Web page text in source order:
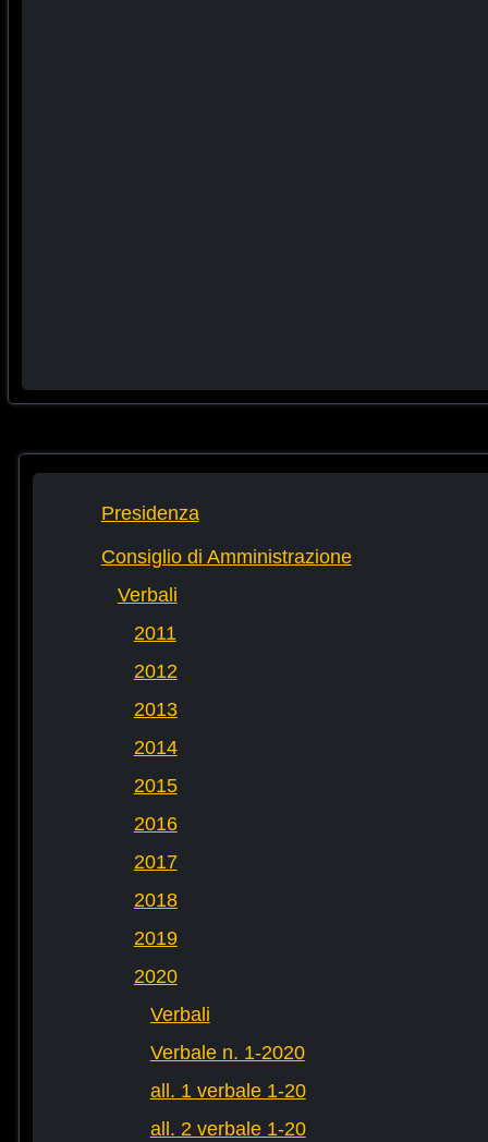
Presidenza
Consiglio di Amministrazione
Verbali
2011
2012
2013
2014
2015
2016
2017
2018
2019
2020
Verbali
Verbale n. 1-2020
all. 1 verbale 1-20
all. 2 verbale 1-20